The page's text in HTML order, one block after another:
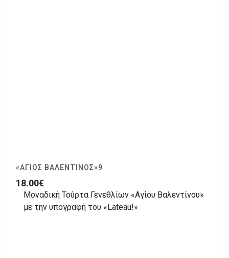
«ΆΓΙΟΣ ΒΑΛΕΝΤΊΝΟΣ»9
18.00€
Μοναδική Τούρτα Γενεθλίων «Αγίου Βαλεντίνου»
με την υπογραφή του «Lateau!»